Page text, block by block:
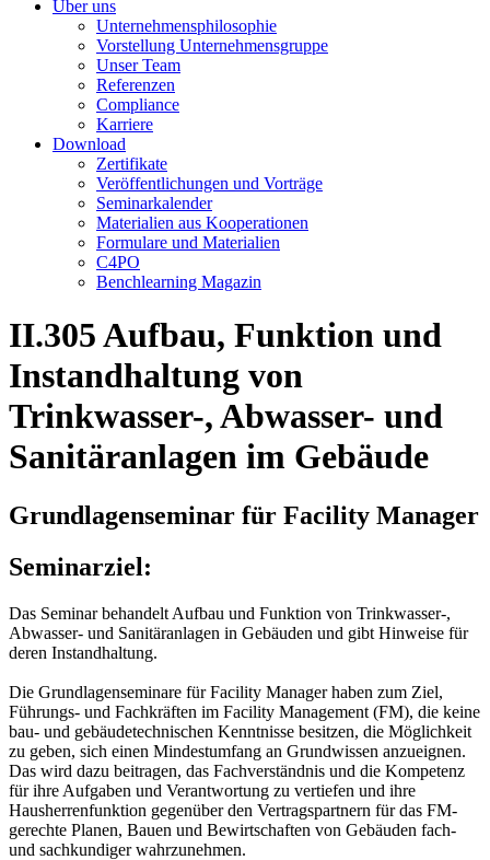
Über uns
Unternehmensphilosophie
Vorstellung Unternehmensgruppe
Unser Team
Referenzen
Compliance
Karriere
Download
Zertifikate
Veröffentlichungen und Vorträge
Seminarkalender
Materialien aus Kooperationen
Formulare und Materialien
C4PO
Benchlearning Magazin
II.305Aufbau, Funktion und
Instandhaltung von
Trinkwasser-, Abwasser- und
Sanitäranlagen im Gebäude
Grundlagenseminar für Facility Manager
Seminarziel:
Das Seminar behandelt Aufbau und Funktion von Trinkwasser-,
Abwasser- und Sanitäranlagen in Gebäuden und gibt Hinweise für
deren Instandhaltung.
Die Grundlagenseminare für Facility Manager haben zum Ziel,
Führungs- und Fachkräften im Facility Management (FM), die keine
bau- und gebäudetechnischen Kenntnisse besitzen, die Möglichkeit
zu geben, sich einen Mindestumfang an Grundwissen anzueignen.
Das wird dazu beitragen, das Fachverständnis und die Kompetenz
für ihre Aufgaben und Verantwortung zu vertiefen und ihre
Hausherrenfunktion gegenüber den Vertragspartnern für das FM-
gerechte Planen, Bauen und Bewirtschaften von Gebäuden fach-
und sachkundiger wahrzunehmen.